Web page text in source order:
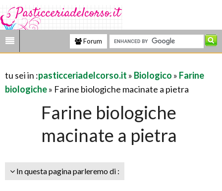
Forum
tu sei in :pasticceriadelcorso.it » Biologico » Farine
biologiche» Farine biologiche macinate a pietra
Farine biologiche
macinate a pietra
In questa pagina parleremo di :